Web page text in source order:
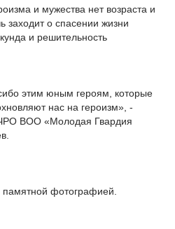
и мужества нет возраста и
заходит о спасении жизни
и решительность
этим юным героям, которые
нас на героизм», -
ЧРО ВОО «Молодая Гвардия
фотографией.